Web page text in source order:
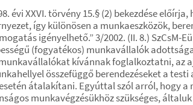
évi XXVI. törvény 15.§ (2) bekezdése
így különösen a munkaeszközök,
igényelhető.” 3/2002. (II. 8.) SzCsM-
(fogyatékos) munkavállalók
kívánnak foglalkoztatni, az
összefüggő berendezéseket a
átalakítani. Egyúttal szól arról, hogy
munkavégzésükhöz szükséges,